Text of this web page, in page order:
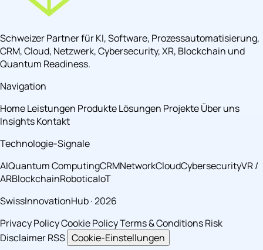
Schweizer Partner für KI, Software, Prozessautomatisierung,
CRM, Cloud, Netzwerk, Cybersecurity, XR, Blockchain und
Quantum Readiness.
Navigation
HomeLeistungen ProdukteLösungen ProjekteÜber uns
InsightsKontakt
Technologie-Signale
AIQuantum ComputingCRMNetworkCloudCybersecurityVR /
ARBlockchainRoboticaIoT
SwissInnovationHub · 2026
Privacy PolicyCookie PolicyTerms & ConditionsRisk
DisclaimerRSS Cookie-Einstellungen